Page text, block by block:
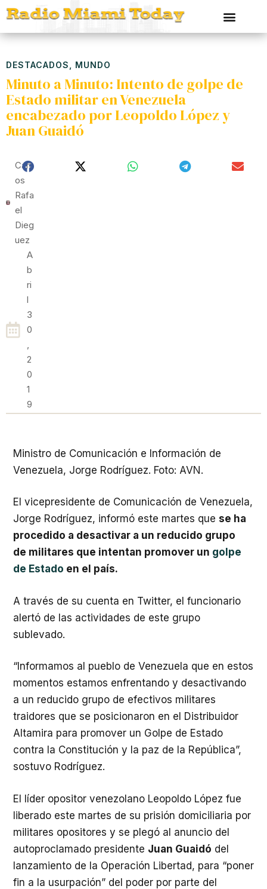
DESTACADOS MUNDO
Minuto a Minuto: Intento de golpe de
Estado militar en Venezuela
encabezado por Leopoldo López y
Juan Guaidó
Carl
Os
Rafa
El
Dieg
Uez
A
B
Ri
L
3
0
,
2
0
1
9
Ministro de Comunicación e Información de
Venezuela, Jorge Rodríguez. Foto: AVN.
El vicepresidente de Comunicación de Venezuela,
Jorge Rodríguez, informó este martes que se ha
procedido a desactivar a un reducido grupo
de militares que intentan promover un golpe
de Estado en el país.
A través de su cuenta en Twitter, el funcionario
alertó de las actividades de este grupo
sublevado.
“Informamos al pueblo de Venezuela que en estos
momentos estamos enfrentando y desactivando
a un reducido grupo de efectivos militares
traidores que se posicionaron en el Distribuidor
Altamira para promover un Golpe de Estado
contra la Constitución y la paz de la República”,
sostuvo Rodríguez.
El líder opositor venezolano Leopoldo López fue
liberado este martes de su prisión domiciliaria por
militares opositores y se plegó al anuncio del
autoproclamado presidente Juan Guaidó del
lanzamiento de la Operación Libertad, para “poner
fin a la usurpación” del poder por parte del